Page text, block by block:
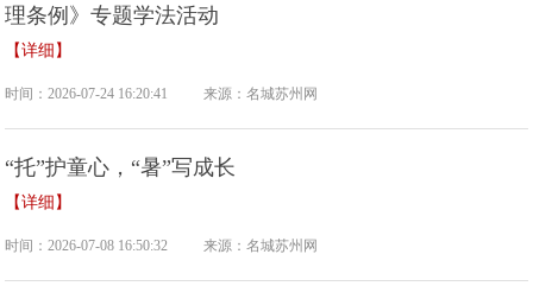
理条例》专题学法活动
【详细】
时间：2026-07-24 16:20:41 来源：名城苏州网
“托”护童心，“暑”写成长
【详细】
时间：2026-07-08 16:50:32 来源：名城苏州网